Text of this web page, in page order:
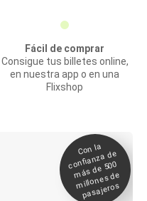
Fácil de comprar
Consigue tus billetes online,
en nuestra app o en una
Flixshop
Con la
confianza de
más de 500
millones de
pasajeros